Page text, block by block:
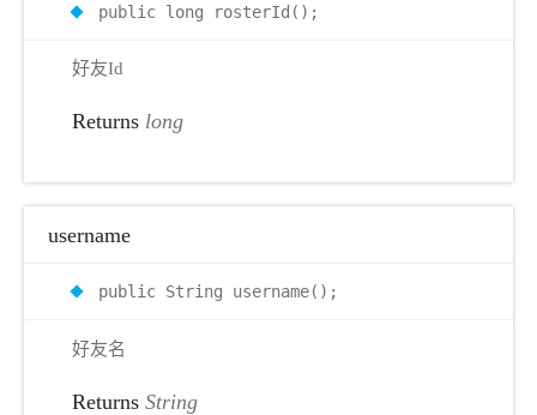
public long rosterId();
好友Id
Returns long
username
public String username();
好友名
Returns String